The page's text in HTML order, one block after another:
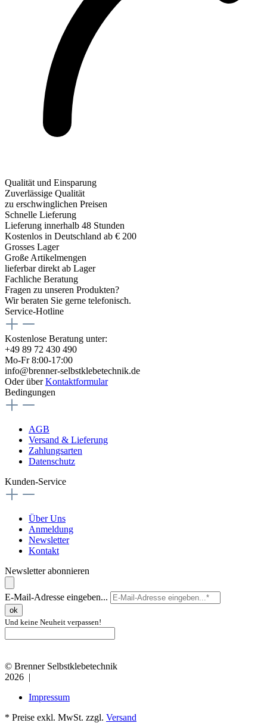
Qualität und Einsparung
Zuverlässige Qualität
zu erschwinglichen Preisen
Schnelle Lieferung
Lieferung innerhalb 48 Stunden
Kostenlos in Deutschland ab € 200
Grosses Lager
Große Artikelmengen
lieferbar direkt ab Lager
Fachliche Beratung
Fragen zu unseren Produkten?
Wir beraten Sie gerne telefonisch.
Service-Hotline
Kostenlose Beratung unter:
+49 89 72 430 490
Mo-Fr 8:00-17:00
info@brenner-selbstklebetechnik.de
Oder überKontaktformular
Bedingungen
AGB
Versand & Lieferung
Zahlungsarten
Datenschutz
Kunden-Service
Über Uns
Anmeldung
Newsletter
Kontakt
Newsletter abonnieren
E-Mail-Adresse eingeben...
ok
Und keine Neuheit verpassen!
© Brenner Selbstklebetechnik
2026 |
Impressum
* Preise exkl. MwSt. zzgl. Versand